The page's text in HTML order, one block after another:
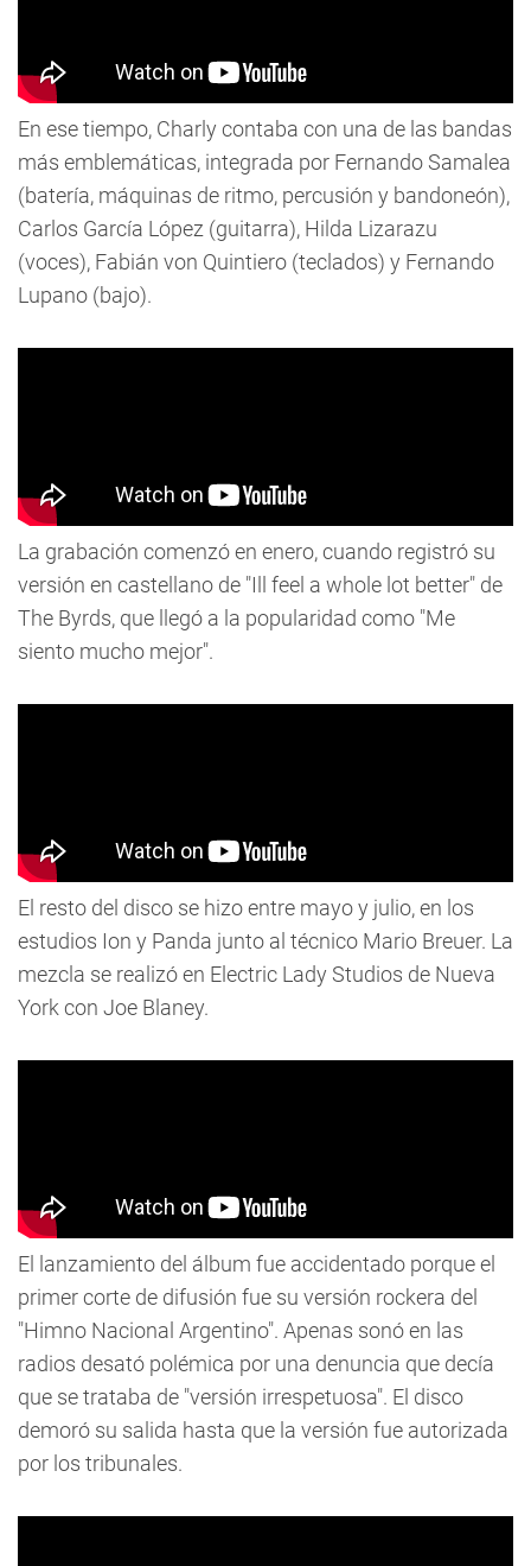
En ese tiempo, Charly contaba con una de las bandas
más emblemáticas, integrada por Fernando Samalea
(batería, máquinas de ritmo, percusión y bandoneón),
Carlos García López (guitarra), Hilda Lizarazu
(voces), Fabián von Quintiero (teclados) y Fernando
Lupano (bajo).
La grabación comenzó en enero, cuando registró su
versión en castellano de "Ill feel a whole lot better" de
The Byrds, que llegó a la popularidad como "Me
siento mucho mejor".
El resto del disco se hizo entre mayo y julio, en los
estudios Ion y Panda junto al técnico Mario Breuer. La
mezcla se realizó en Electric Lady Studios de Nueva
York con Joe Blaney.
El lanzamiento del álbum fue accidentado porque el
primer corte de difusión fue su versión rockera del
"Himno Nacional Argentino". Apenas sonó en las
radios desató polémica por una denuncia que decía
que se trataba de "versión irrespetuosa". El disco
demoró su salida hasta que la versión fue autorizada
por los tribunales.